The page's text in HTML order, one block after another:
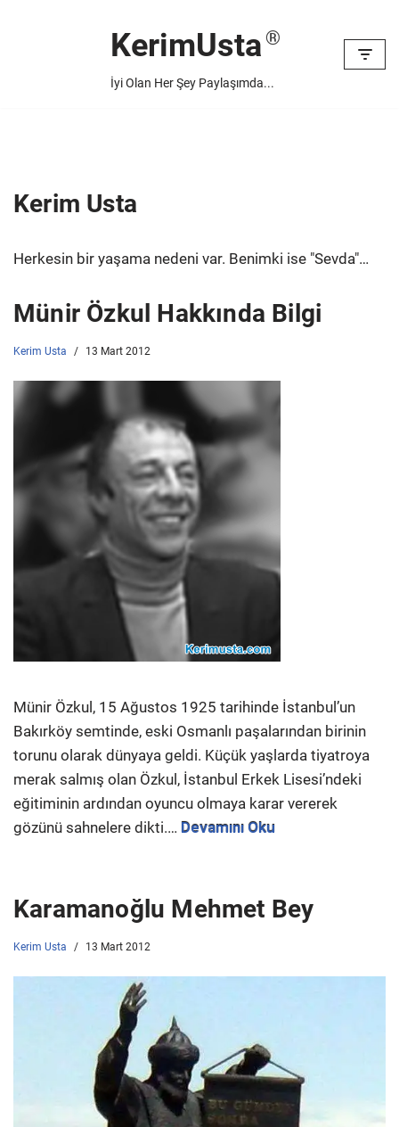
KerimUsta
İyi Olan Her Şey Paylaşımda...
Kerim Usta
Herkesin bir yaşama nedeni var. Benimki ise "Sevda"…
Münir Özkul Hakkında Bilgi
Kerim Usta 13 Mart 2012
Münir Özkul, 15 Ağustos 1925 tarihinde İstanbul’un
Bakırköy semtinde, eski Osmanlı paşalarından birinin
torunu olarak dünyaya geldi. Küçük yaşlarda tiyatroya
merak salmış olan Özkul, İstanbul Erkek Lisesi’ndeki
eğitiminin ardından oyuncu olmaya karar vererek
gözünü sahnelere dikti.… Devamını Oku
Karamanoğlu Mehmet Bey
Kerim Usta 13 Mart 2012